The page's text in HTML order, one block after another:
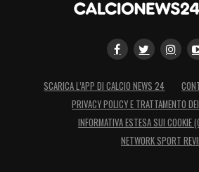
SCARICA L’APP DI CALCIO NEWS 24
PRIVACY POLICY E TRATTAMENTO
INFORMATIVA ESTESA SUI COOKIE
NETWORK SPORT